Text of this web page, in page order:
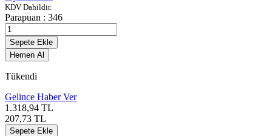
KDV Dahildir.
Parapuan : 346
Sepete Ekle
Hemen Al
Tükendi
Gelince Haber Ver
1.318,94 TL
207,73 TL
Sepete Ekle